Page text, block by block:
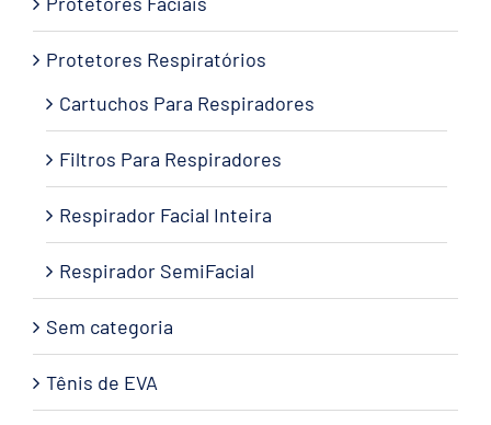
Protetores Respiratórios
Cartuchos Para Respiradores
Filtros Para Respiradores
Respirador Facial Inteira
Respirador SemiFacial
Sem categoria
Tênis de EVA